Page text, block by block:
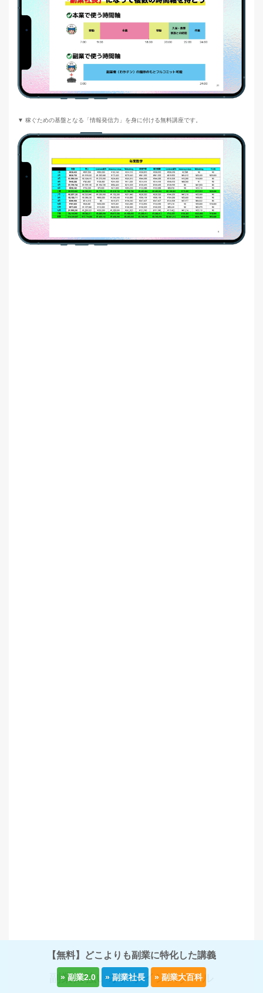
▼ 稼ぐための基盤となる「情報発信力」を身に付ける無料講座です。
副業に強いオンラインスクール
【無料】どこよりも副業に特化した講義